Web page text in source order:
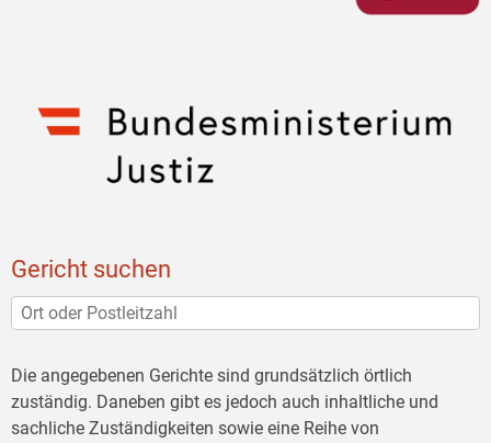
Gericht suchen
Die angegebenen Gerichte sind grundsätzlich örtlich
zuständig. Daneben gibt es jedoch auch inhaltliche und
sachliche Zuständigkeiten sowie eine Reihe von